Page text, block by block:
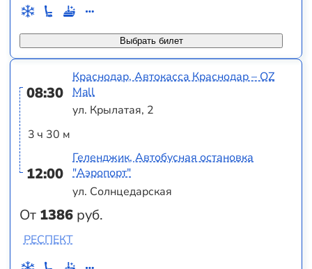
Выбрать билет
08:30
3 ч 30 м
12:00
От 1386 руб.
Краснодар, Автокасса Краснодар – OZ
Mall
ул. Крылатая, 2
Геленджик, Автобусная остановка
"Аэропорт"
ул. Солнцедарская
РЕСПЕКТ